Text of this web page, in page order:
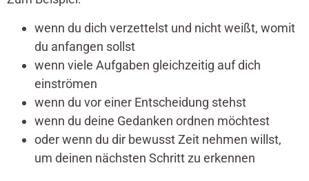
wenn du dich verzettelst und nicht weißt, womit
du anfangen sollst
wenn viele Aufgaben gleichzeitig auf dich
einströmen
wenn du vor einer Entscheidung stehst
wenn du deine Gedanken ordnen möchtest
oder wenn du dir bewusst Zeit nehmen willst,
um deinen nächsten Schritt zu erkennen